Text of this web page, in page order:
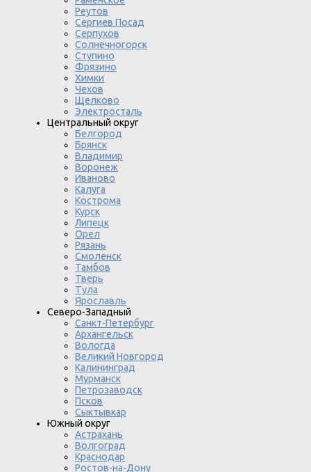
Реутов
Сергиев Посад
Серпухов
Солнечногорск
Ступино
Фрязино
Химки
Чехов
Щелково
Электросталь
Центральный округ
Белгород
Брянск
Владимир
Воронеж
Иваново
Калуга
Кострома
Курск
Липецк
Орел
Рязань
Смоленск
Тамбов
Тверь
Тула
Ярославль
Северо-Западный
Санкт-Петербург
Архангельск
Вологда
Великий Новгород
Калининград
Мурманск
Петрозаводск
Псков
Сыктывкар
Южный округ
Астрахань
Волгоград
Краснодар
Ростов-на-Дону